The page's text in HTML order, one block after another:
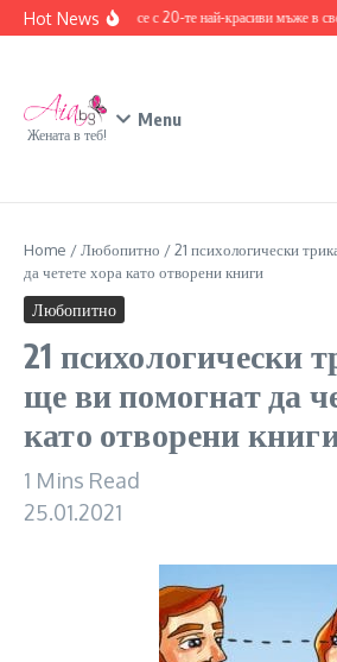
Skip to content
Hot News
Запознайте се с 20-те най-красиви мъже в
Жената в теб!
Menu
Home /Любопитно /21 психологически
да четете хора като отворени книги
Любопитно
21 психологически
ще ви помогнат да
като отворени
1 Mins Read
25.01.2021